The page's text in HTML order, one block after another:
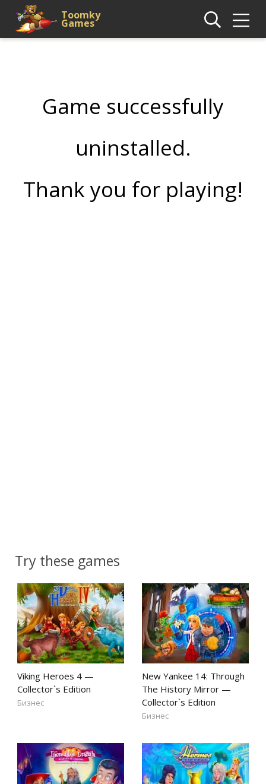
Toomky
Games
Game successfully
uninstalled.
Thank you for playing!
Try these games
Viking Heroes 4 —
Collector`s Edition
Бизнес
New Yankee 14: Through
The History Mirror —
Collector`s Edition
Бизнес